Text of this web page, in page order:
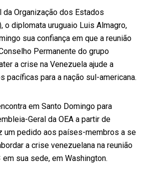
Organização dos Estados
o diplomata uruguaio Luis Almagro,
sua confiança em que a reunião
Permanente do grupo
a crise na Venezuela ajude a
pacíficas para a nação sul-americana.
em Santo Domingo para
Geral da OEA a partir de
um pedido aos países-membros a se
a crise venezuelana na reunião
sua sede, em Washington.